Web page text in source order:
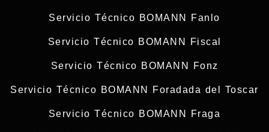
Servicio Técnico BOMANN Fanlo
Servicio Técnico BOMANN Fiscal
Servicio Técnico BOMANN Fonz
Servicio Técnico BOMANN Foradada del Toscar
Servicio Técnico BOMANN Fraga